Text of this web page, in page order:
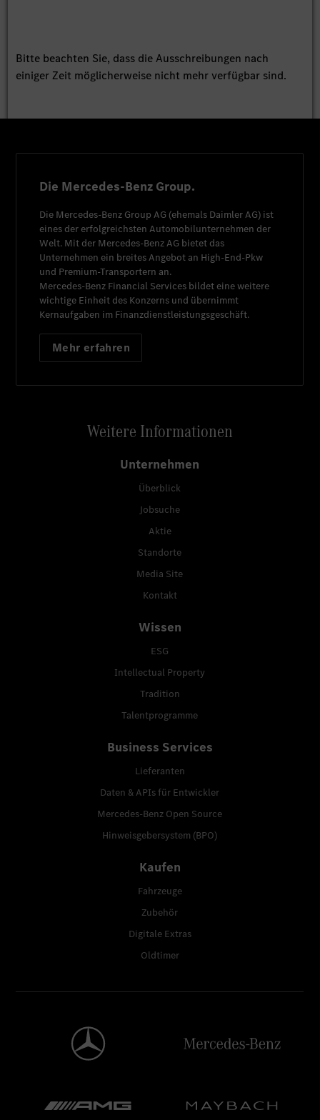
Bitte beachten Sie, dass die Ausschreibungen nach
einiger Zeit möglicherweise nicht mehr verfügbar sind.
Die Mercedes-Benz Group.
Die Mercedes-Benz Group AG (ehemals Daimler AG) ist
eines der erfolgreichsten Automobilunternehmen der
Welt. Mit der Mercedes-Benz AG bietet das
Unternehmen ein breites Angebot an High-End-Pkw
und Premium-Transportern an.
Mercedes-Benz Financial Services bildet eine weitere
wichtige Einheit des Konzerns und übernimmt
Kernaufgaben im Finanzdienstleistungsgeschäft.
Mehr erfahren
Weitere Informationen
Unternehmen
Überblick
Jobsuche
Aktie
Standorte
Media Site
Kontakt
Wissen
ESG
Intellectual Property
Tradition
Talentprogramme
Business Services
Lieferanten
Daten & APIs für Entwickler
Mercedes-Benz Open Source
Hinweisgebersystem (BPO)
Kaufen
Fahrzeuge
Zubehör
Digitale Extras
Oldtimer